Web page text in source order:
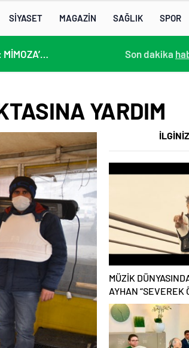
SİYASET MAGAZİN SAĞLIK SPOR
KÜLTÜRLERİN NOTALARLA BULUŞTUĞU YER: MİMOZA’M KAFE’DE DOSTLUK RÜZGARI! 22:07 /
Son dakika
YARDIM
MÜZİK
AYHAN “SEVEREK
DÖNDÜ!